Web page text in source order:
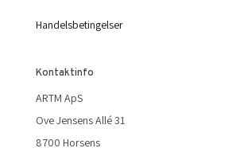
Handelsbetingelser
Kontaktinfo
ARTM ApS
Ove Jensens Allé 31
8700 Horsens